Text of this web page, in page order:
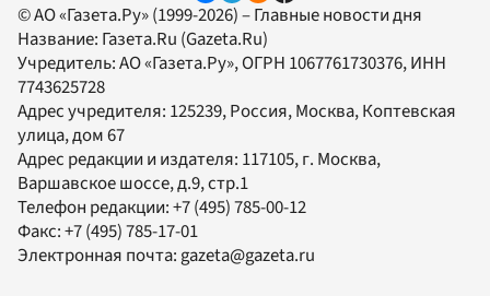
© АО «Газета.Ру» (1999-2026) – Главные новости дня
Название: Газета.Ru (Gazeta.Ru)
Учредитель:АО «Газета.Ру», ОГРН 1067761730376, ИНН
7743625728
Адрес учредителя: 125239, Россия, Москва, Коптевская
улица, дом 67
Адрес редакции и издателя: 117105, г. Москва,
Варшавское шоссе, д.9, стр.1
Телефон редакции:+7 (495) 785-00-12
Факс:+7 (495) 785-17-01
Электронная почта: gazeta@gazeta.ru